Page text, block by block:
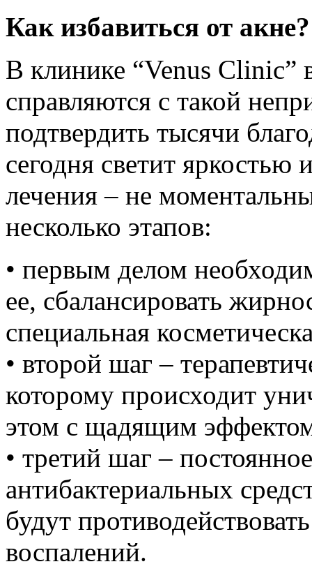
Как избавиться от акне?
В клинике “Venus Clinic”
справляются с такой
подтвердить тысячи
сегодня светит яркостью
лечения – не
несколько этапов:
• первым делом
ее, сбалансировать
специальная
• второй шаг –
которому происходит
этом с щадящим
• третий шаг –
антибактериальных
будут
воспалений.